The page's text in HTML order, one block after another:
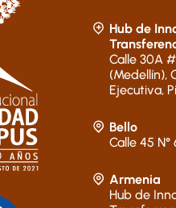
Hub de
Calle 30A
(Medellín),
Ejecutiva,
Bello
Calle 45
Armenia
Hub de